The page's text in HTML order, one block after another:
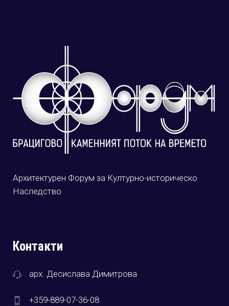
Архитектурен Форум за Културно-историческо
Наследство
Контакти
арх. Десислава Димитрова
+359-889-07-36-08